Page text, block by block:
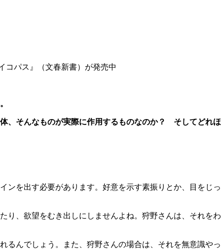
コパス』（文春新書）が発売中
、そんなものが実際に作用するものなのか？ そしてどれほ
を出す必要があります。好意を示す素振りとか、目をじっ
り、欲望をむき出しにしませんよね。狩野さんは、それをわ
るんでしょう。また、狩野さんの場合は、それを無意識やっ